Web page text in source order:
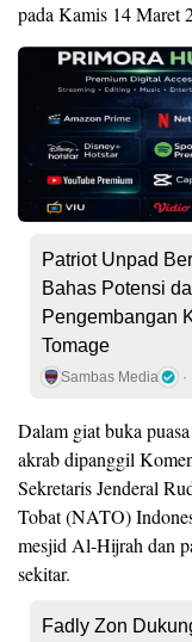
pada Kamis 14 Maret
Patriot Unpad
Bahas Potensi
Pengembangan
Tomage
Sambas Media
Dalam giat buka
akrab dipanggil
Sekretaris Jenderal
Tobat (NATO)
mesjid Al-Hijrah dan
sekitar.
Fadly Zon